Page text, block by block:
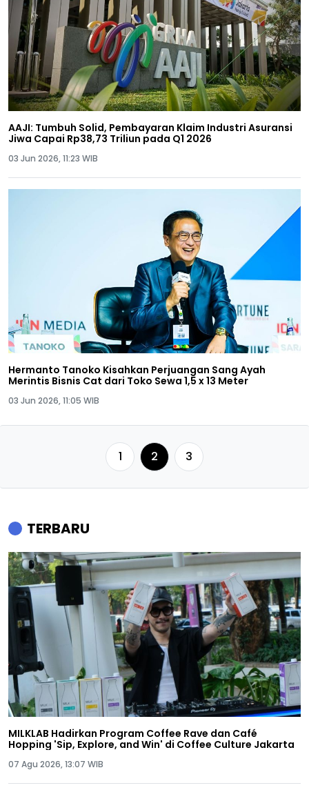
AAJI: Tumbuh Solid, Pembayaran Klaim Industri Asuransi
Jiwa Capai Rp38,73 Triliun pada Q1 2026
03 Jun 2026, 11:23 WIB
Hermanto Tanoko Kisahkan Perjuangan Sang Ayah
03 Jun 2026, 11:05 WIB
1 2 3
TERBARU
MILKLAB Hadirkan Program Coffee Rave dan Café
Hopping 'Sip, Explore, and Win' di Coffee Culture Jakarta
07 Agu 2026, 13:07 WIB